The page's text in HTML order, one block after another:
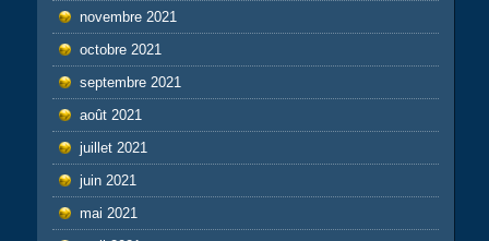
novembre 2021
octobre 2021
septembre 2021
août 2021
juillet 2021
juin 2021
mai 2021